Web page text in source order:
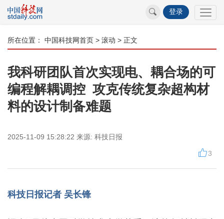
登录
所在位置： 中国科技网首页 > 滚动 > 正文
我科研团队首次实现电、耦合场的可
编程解耦调控 攻克传统复杂超构材
料的设计制备难题
2025-11-09 15:28:22 来源: 科技日报
3
科技日报记者 吴长锋